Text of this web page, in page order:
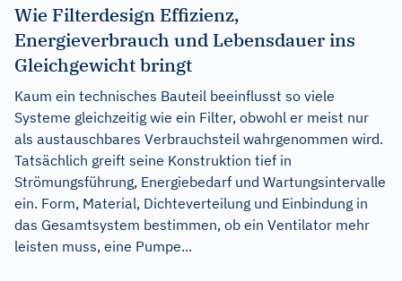
Wie Filterdesign Effizienz,
Energieverbrauch und Lebensdauer ins
Gleichgewicht bringt
Kaum ein technisches Bauteil beeinflusst so viele
Systeme gleichzeitig wie ein Filter, obwohl er meist nur
als austauschbares Verbrauchsteil wahrgenommen wird.
Tatsächlich greift seine Konstruktion tief in
Strömungsführung, Energiebedarf und Wartungsintervalle
ein. Form, Material, Dichteverteilung und Einbindung in
das Gesamtsystem bestimmen, ob ein Ventilator mehr
leisten muss, eine Pumpe...